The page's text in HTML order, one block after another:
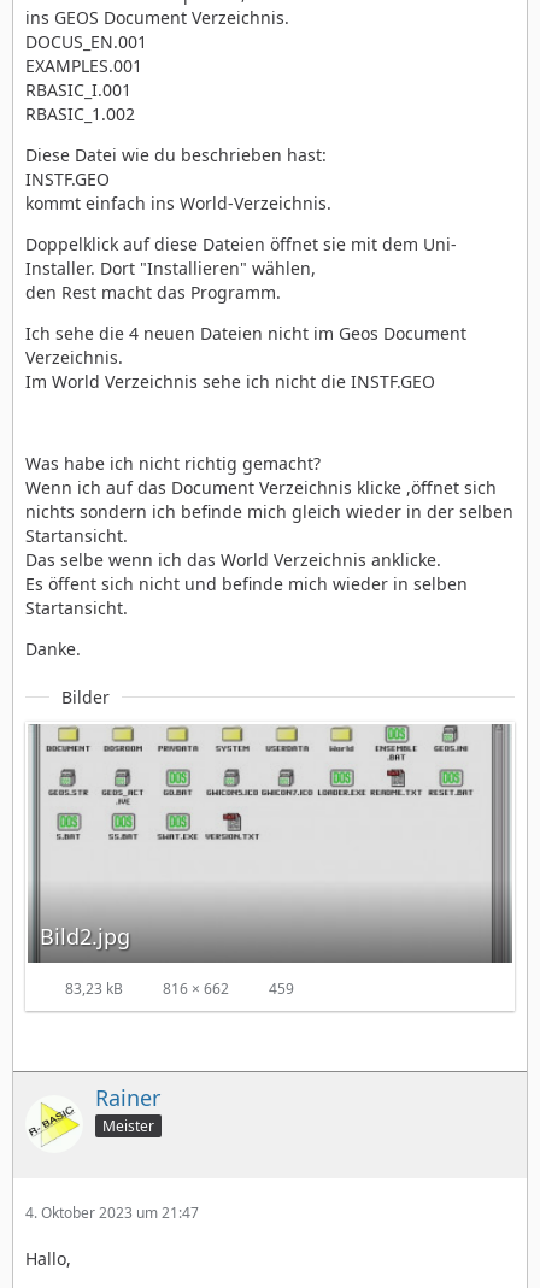
ins GEOS Document Verzeichnis.
DOCUS_EN.001
EXAMPLES.001
RBASIC_I.001
RBASIC_1.002
Diese Datei wie du beschrieben hast:
INSTF.GEO
kommt einfach ins World-Verzeichnis.
Doppelklick auf diese Dateien öffnet sie mit dem Uni-
Installer. Dort "Installieren" wählen,
den Rest macht das Programm.
Ich sehe die 4 neuen Dateien nicht im Geos Document
Verzeichnis.
Im World Verzeichnis sehe ich nicht die INSTF.GEO
Was habe ich nicht richtig gemacht?
Wenn ich auf das Document Verzeichnis klicke ,öffnet sich
nichts sondern ich befinde mich gleich wieder in der selben
Startansicht.
Das selbe wenn ich das World Verzeichnis anklicke.
Es öffent sich nicht und befinde mich wieder in selben
Startansicht.
Danke.
Bilder
Bild2.jpg
83,23 kB 816 × 662 459
Rainer
Meister
4. Oktober 2023 um 21:47
Hallo,